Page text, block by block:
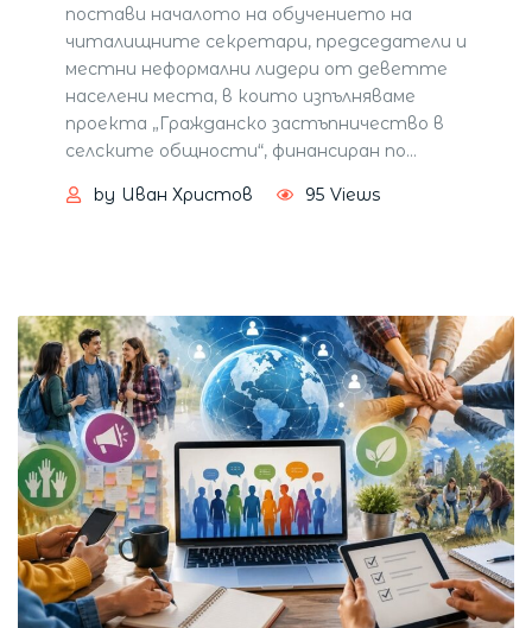
постави началото на обучението на
читалищните секретари, председатели и
местни неформални лидери от деветте
населени места, в които изпълняваме
проекта „Гражданско застъпничество в
селските общности“, финансиран по…
by Иван Христов 95 Views